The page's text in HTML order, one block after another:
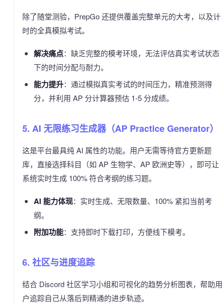
除了随堂测验，PrepGo 还提供覆盖完整单元的大考，以及计
时的全真模拟考试。
解决痛点：缺乏完整的模考环境，无法评估真实考试状态
下的时间分配与耐力。
能力提升：通过模拟真实考试的时间压力，精准预测得
分，并利用 AP 分计算器预估 1-5 分成绩。
5. AI 无限练习生成器（AP Practice Generator）
这是平台最具纯 AI 属性的功能。用户无需等待官方更新题
库，直接选择科目（如 AP 生物学、AP 欧洲史等），即可让
系统实时生成 100% 符合考纲的练习题。
AI 能力体现：实时生成、无限数量、100% 紧扣当前考
纲。
附加功能：支持即时下载打印，方便线下模考。
6. 社区与进度追踪
结合 Discord 社区学习小组和可视化的趋势分析图表，帮助用
户追踪自己从落后到精通的进步轨迹。